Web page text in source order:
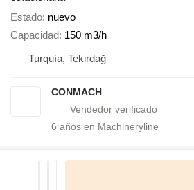
Estado nuevo
Capacidad 150 m3/h
Turquía, Tekirdağ
CONMACH
6 años en Machineryline